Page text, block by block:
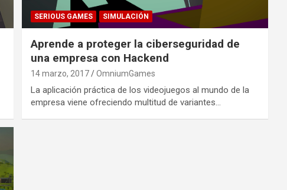
SERIOUS GAMES SIMULACIÓN
Aprende a proteger la ciberseguridad de
una empresa con Hackend
14 marzo, 2017 OmniumGames
La aplicación práctica de los videojuegos al mundo de la
empresa viene ofreciendo multitud de variantes…